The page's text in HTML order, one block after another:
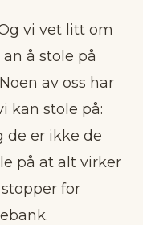
vi vet litt om
å stole på
av oss har
kan stole på:
de er ikke de
på at alt virker
for